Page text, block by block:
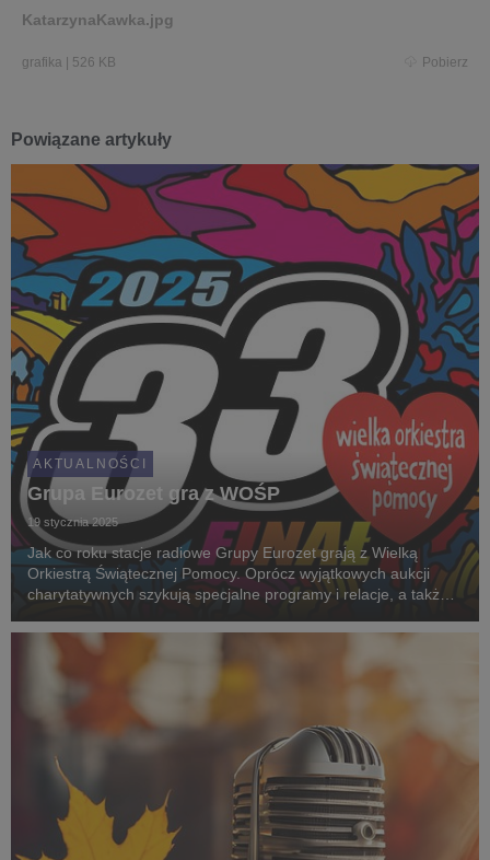
KatarzynaKawka.jpg
grafika 526 KB Pobierz
Powiązane artykuły
AKTUALNOŚCI
Grupa Eurozet gra z WOŚP
19 stycznia 2025
Jak co roku stacje radiowe Grupy Eurozet grają z Wielką
Orkiestrą Świątecznej Pomocy. Oprócz wyjątkowych aukcji
charytatywnych szykują specjalne programy i relacje, a także
33. Finału są Radio ZET i Antyradio....